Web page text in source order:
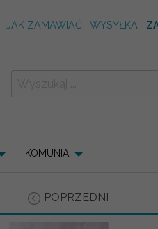
JAK ZAMAWIAĆ WYSYŁKA
KOMUNIA
POPRZEDNI